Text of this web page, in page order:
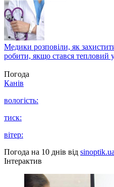
Медики розповіли, як
робити, якщо стався тепловий
Погода
Канів
вологість:
тиск:
вітер:
Погода на 10 днів від sinoptik.ua
Інтерактив